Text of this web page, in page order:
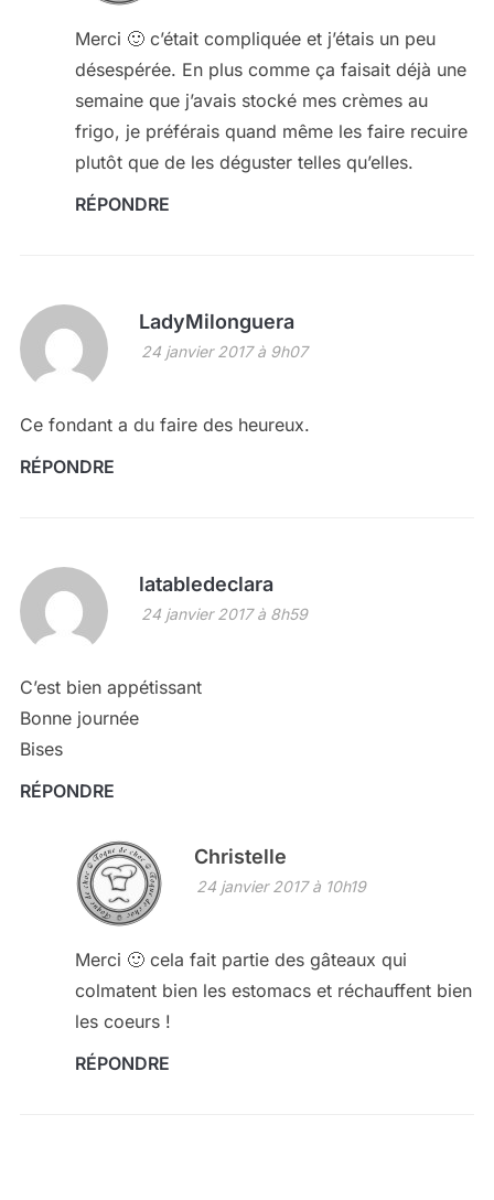
Merci 🙂 c’était compliquée et j’étais un peu
désespérée. En plus comme ça faisait déjà une
semaine que j’avais stocké mes crèmes au
frigo, je préférais quand même les faire recuire
plutôt que de les déguster telles qu’elles.
RÉPONDRE
LadyMilonguera
24 janvier 2017 à 9h07
Ce fondant a du faire des heureux.
RÉPONDRE
latabledeclara
24 janvier 2017 à 8h59
C’est bien appétissant
Bonne journée
Bises
RÉPONDRE
Christelle
24 janvier 2017 à 10h19
Merci 🙂 cela fait partie des gâteaux qui
colmatent bien les estomacs et réchauffent bien
les coeurs !
RÉPONDRE